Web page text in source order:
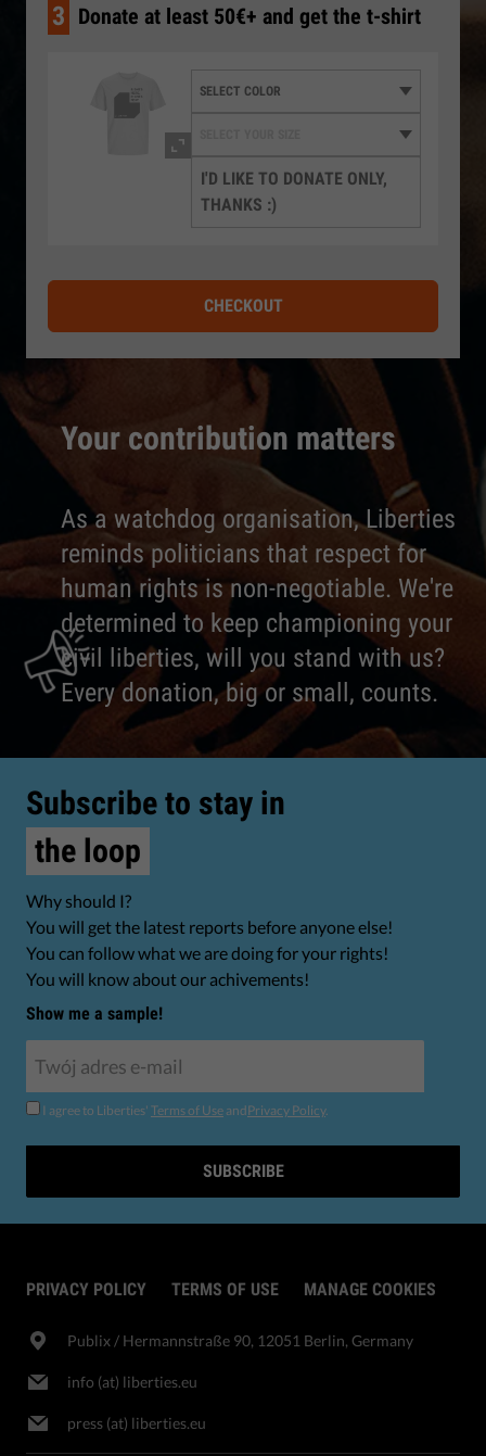
Your contribution matters
As a watchdog organisation, Liberties
reminds politicians that respect for
human rights is non-negotiable. We're
determined to keep championing your
civil liberties, will you stand with us?
Every donation, big or small, counts.
3 Donate at least 50€+ and get the t-shirt
I'D LIKE TO DONATE ONLY,
THANKS :)
CHECKOUT
Subscribe to stay in
the loop
Why should I?
You will get the latest reports before anyone else!
You can follow what we are doing for your rights!
You will know about our achivements!
Show me a sample!
I agree to Liberties' Terms of Use andPrivacy Policy.
SUBSCRIBE
PRIVACY POLICY TERMS OF USE MANAGE COOKIES
Publix​ / Hermannstraße 90, 12051 Berlin, Germany
info (at) liberties.eu
press (at) liberties.eu